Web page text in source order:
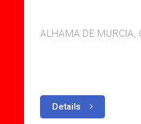
ALHAMA DE MURCIA,
Details